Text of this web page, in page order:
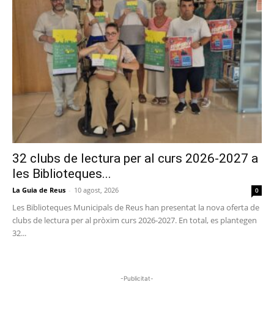
32 clubs de lectura per al curs 2026-2027 a
les Biblioteques...
La Guia de Reus - 10 agost, 2026 0
Les Biblioteques Municipals de Reus han presentat la nova oferta de
clubs de lectura per al pròxim curs 2026-2027. En total, es plantegen
32...
-Publicitat-